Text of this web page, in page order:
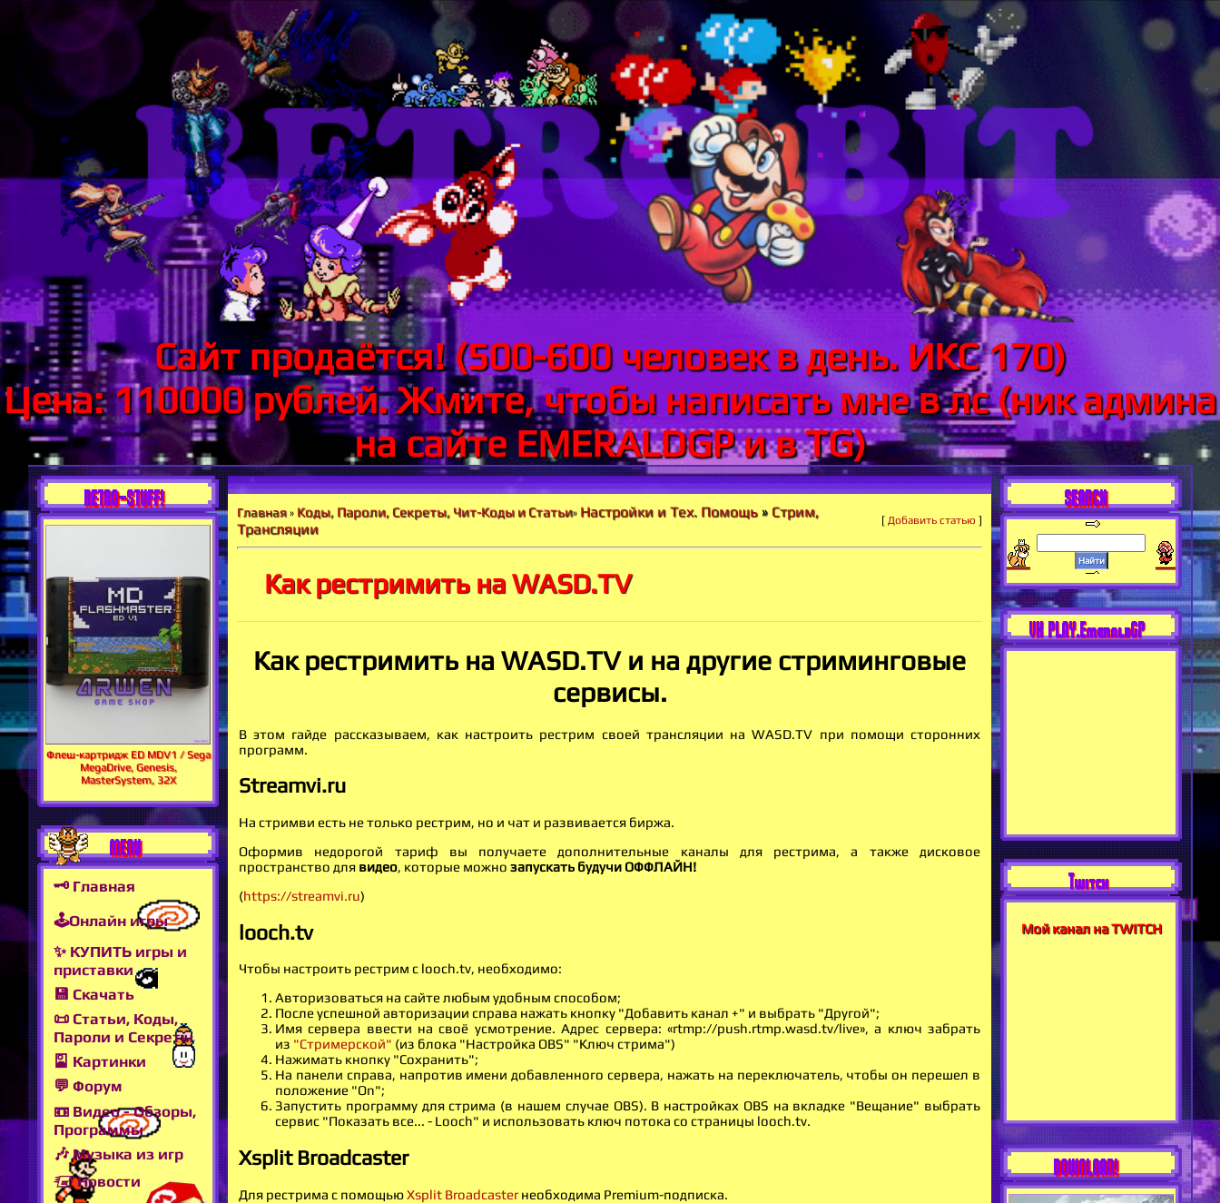
Сайт продаётся! (500-600 человек в день. ИКС 170)
Цена: 110000 рублей. Жмите, чтобы написать мне в лс (ник админа
на сайте EMERALDGP и в TG)
RETRO-STUFF!
Флеш-картридж ED MDV1 / Sega
MegaDrive, Genesis,
MasterSystem, 32X
MENU
🗝 Главная
🕹Онлайн игры
✨ КУПИТЬ игры и
приставки
💾 Скачать
📜 Статьи, Коды,
Пароли и Секреты
🎴 Картинки
💬 Форум
📼 Видео - Обзоры,
Программы
🎶 Музыка из игр
🖅 Новости
Главная » Коды, Пароли, Секреты, Чит-Коды и Статьи» Настройки и Тех. Помощь » Стрим,
Трансляции
[ Добавить статью ]
Как рестримить на WASD.TV
Как рестримить на WASD.TV и на другие стриминговые
сервисы.
В этом гайде рассказываем, как настроить рестрим своей трансляции на WASD.TV при помощи сторонних
программ.
Streamvi.ru
На стримви есть не только рестрим, но и чат и развивается биржа.
Оформив недорогой тариф вы получаете дополнительные каналы для рестрима, а также дисковое
пространство для видео, которые можно запускать будучи ОФФЛАЙН!
(https://streamvi.ru)
looch.tv
Чтобы настроить рестрим с looch.tv, необходимо:
Авторизоваться на сайте любым удобным способом;
После успешной авторизации справа нажать кнопку "Добавить канал +" и выбрать "Другой";
Имя сервера ввести на своё усмотрение. Адрес сервера: «rtmp://push.rtmp.wasd.tv/live», а ключ забрать
из "Стримерской" (из блока "Настройка OBS" "Ключ стрима")
Нажимать кнопку "Сохранить";
На панели справа, напротив имени добавленного сервера, нажать на переключатель, чтобы он перешел в
положение "On";
Запустить программу для стрима (в нашем случае OBS). В настройках OBS на вкладке "Вещание" выбрать
сервис "Показать все... - Looch" и использовать ключ потока со страницы looch.tv.
Xsplit Broadcaster
Для рестрима с помощьюXsplit Broadcaster необходима Premium-подписка.
SEARCH
VK PLAY.EmeraldGP
Twitch
Мой канал на TWITCH
DOWNLOAD!